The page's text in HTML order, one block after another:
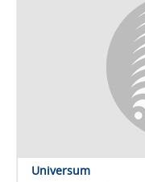
Universum